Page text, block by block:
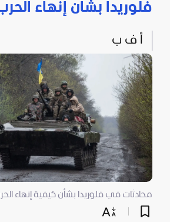
فلوريدا بشأن إنهاء
أ ف ب
محادثات في فلوريدا بشأن كيفية إنهاء